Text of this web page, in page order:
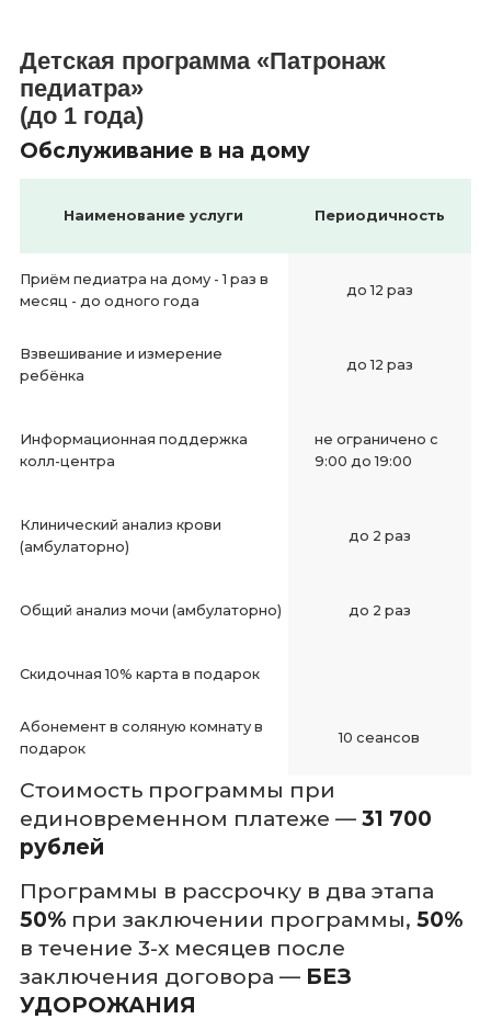
Детская программа «Патронаж
педиатра»
(до 1 года)
Обслуживание в на дому
Наименование услуги Периодичность
Приём педиатра на дому - 1 раз в
месяц - до одного года
до 12 раз
Взвешивание и измерение
ребёнка
до 12 раз
Информационная поддержка
колл-центра
не ограничено с
9:00 до 19:00
Клинический анализ крови
(амбулаторно)
до 2 раз
Общий анализ мочи (амбулаторно) до 2 раз
Скидочная 10% карта в подарок
Абонемент в соляную комнату в
подарок
10 сеансов
Стоимость программы при
единовременном платеже — 31 700
рублей
Программы в рассрочку в два этапа
50%при заключении программы, 50%
в течение 3-х месяцев после
заключения договора — БЕЗ
УДОРОЖАНИЯ